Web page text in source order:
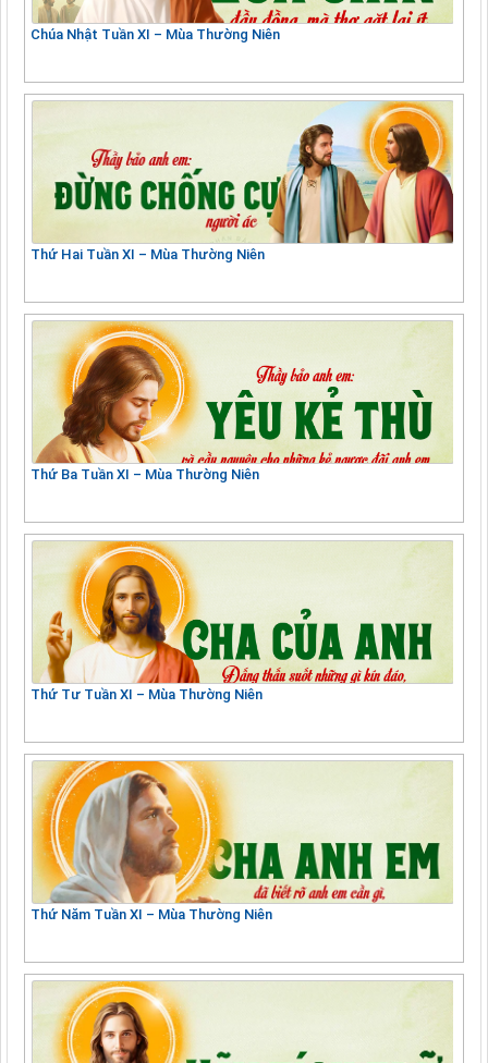
Chúa Nhật Tuần XI – Mùa Thường Niên
Thứ Hai Tuần XI – Mùa Thường Niên
Thứ Ba Tuần XI – Mùa Thường Niên
Thứ Tư Tuần XI – Mùa Thường Niên
Thứ Năm Tuần XI – Mùa Thường Niên